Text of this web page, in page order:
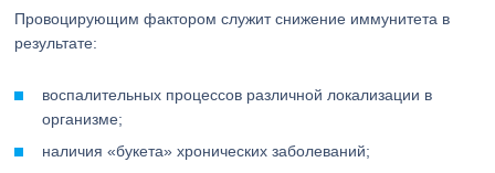
Провоцирующим фактором служит снижение иммунитета в
результате:
воспалительных процессов различной локализации в
организме;
наличия «букета» хронических заболеваний;